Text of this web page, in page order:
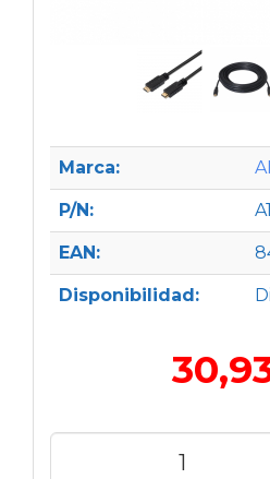
Marca:
P/N:
EAN:
Disponibilidad: